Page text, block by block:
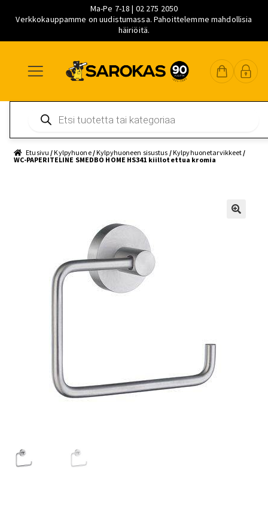
Ma-Pe 7-18 | 02 275 2050
Verkkokauppamme on uudistumassa. Pahoittelemme mahdollisia
häiriöitä.
navigointiin
sisältöön
pääsisältöön
search
Etusivu /Kylpyhuone/Kylpyhuoneen sisustus /Kylpyhuonetarvikkeet /
WC-PAPERITELINE SMEDBO HOME HS341 kiillotettua kromia